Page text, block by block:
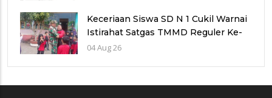
Keceriaan Siswa SD N 1 Cukil Warnai
Istirahat Satgas TMMD Reguler Ke-
129
04 Aug 26